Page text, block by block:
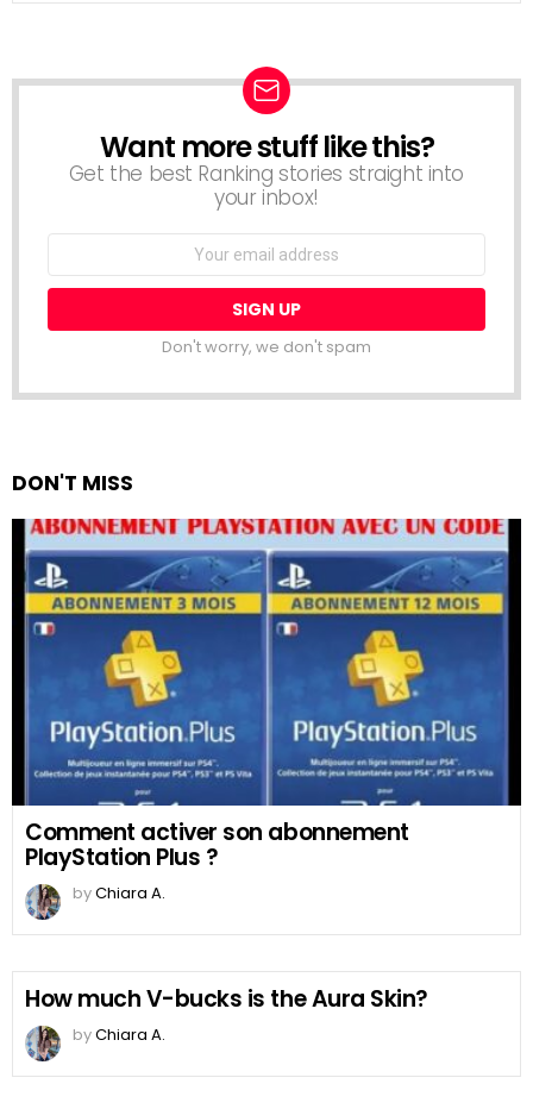
NEWSLETTER
Want more stuff like this?
Get the best Ranking stories straight into
your inbox!
Email
Don't worry, we don't spam
DON'T MISS
Comment activer son abonnement
PlayStation Plus ?
byChiara A.
How much V-bucks is the Aura Skin?
byChiara A.